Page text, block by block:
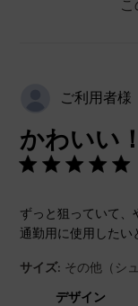
ご利用者様
かわいい！
ずっと狙っていて、
通勤用に使用したい
サイズ: その他（シ
デザイン